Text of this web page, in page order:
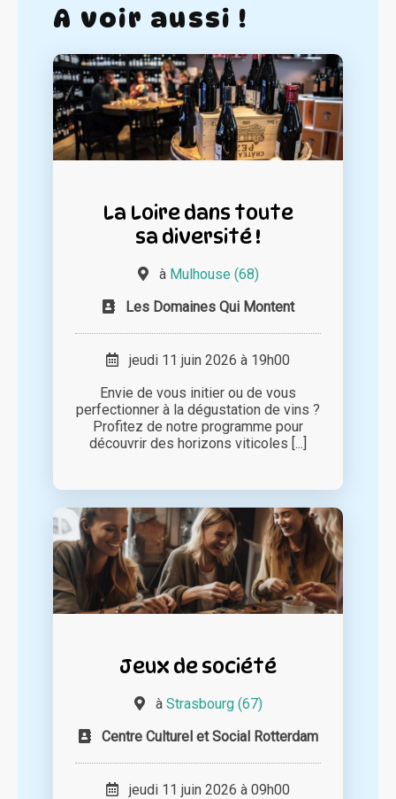
A voir aussi !
La Loire dans toute
sa diversité !
à Mulhouse (68)
Les Domaines Qui Montent
jeudi 11 juin 2026 à 19h00
Envie de vous initier ou de vous
perfectionner à la dégustation de vins ?
Profitez de notre programme pour
découvrir des horizons viticoles [...]
Jeux de société
à Strasbourg (67)
Centre Culturel et Social Rotterdam
jeudi 11 juin 2026 à 09h00